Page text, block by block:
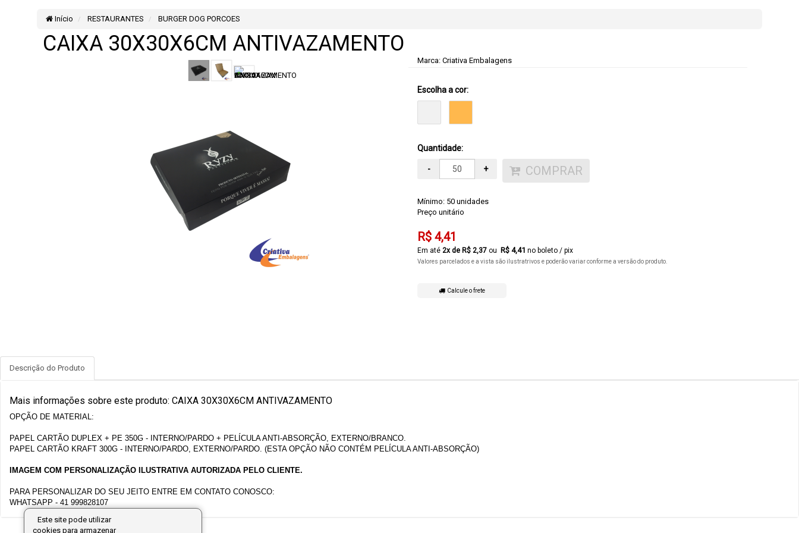
Início RESTAURANTES BURGER DOG PORCOES
CAIXA 30X30X6CM ANTIVAZAMENTO
Marca: Criativa Embalagens
Escolha a cor:
Quantidade:
- + COMPRAR
Mínimo: 50 unidades
Preço unitário
R$ 4,41
2x de R$ 2,37 R$ 4,41 no boleto / pix
Valores parcelados e a vista são ilustratrivos e poderão variar conforme a versão do produto.
Calcule o frete
Descrição do Produto
Mais informações sobre este produto: CAIXA 30X30X6CM ANTIVAZAMENTO
OPÇÃO DE MATERIAL:
PAPEL CARTÃO DUPLEX + PE 350G - INTERNO/PARDO + PELÍCULA ANTI-ABSORÇÃO, EXTERNO/BRANCO.
PAPEL CARTÃO KRAFT 300G - INTERNO/PARDO, EXTERNO/PARDO. (ESTA OPÇÃO NÃO CONTÉM PELÍCULA ANTI-ABSORÇÃO)
IMAGEM COM PERSONALIZAÇÃO ILUSTRATIVA AUTORIZADA PELO CLIENTE.
PARA PERSONALIZAR DO SEU JEITO ENTRE EM CONTATO CONOSCO:
WHATSAPP - 41 999828107
Este site pode utilizar
cookies para armazenar